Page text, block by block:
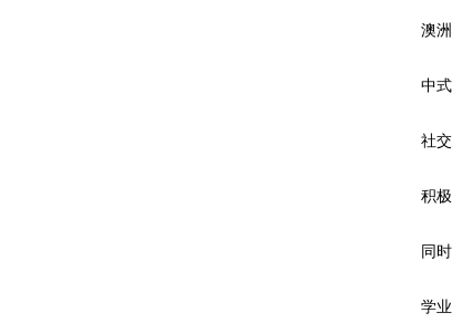
澳洲饮
中式菜
社交
积极参
同时可
学业